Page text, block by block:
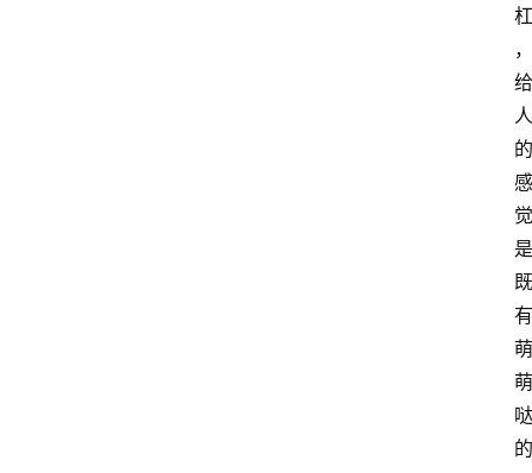
杠
，
给
人
的
感
觉
是
既
有
萌
萌
哒
的